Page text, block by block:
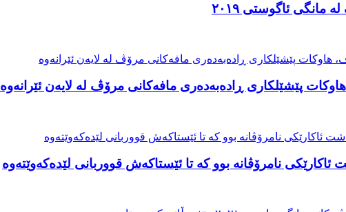
ئاگوستی ٢٠١٩
پێشێلکاری ڕادەبەدەری مافەکانی مرۆڤ لە لایەن ئێرانەوە
نامرۆڤانە بوو کە تا ئێستاکەش قووربانی لێدەکەوێتەوە